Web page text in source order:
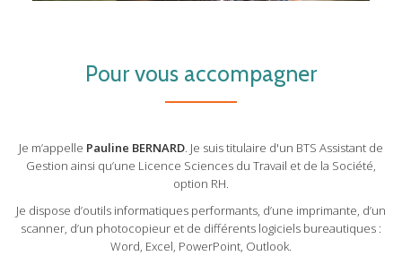
Pour vous accompagner
Je m’appelle Pauline BERNARD. Je suis titulaire d'un BTS Assistant de
Gestion ainsi qu’une Licence Sciences du Travail et de la Société,
option RH.
Je dispose d’outils informatiques performants, d’une imprimante, d’un
scanner, d’un photocopieur et de différents logiciels bureautiques :
Word, Excel, PowerPoint, Outlook.